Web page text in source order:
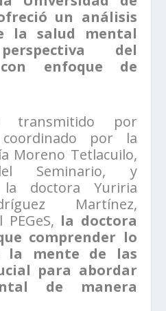
un análisis
la salud mental
del
con enfoque de
por
coordinado por la
Moreno Tetlacuilo,
Seminario, y
doctora Yuriria
Martínez,
la doctora
comprender lo
la mente de las
para abordar
de manera